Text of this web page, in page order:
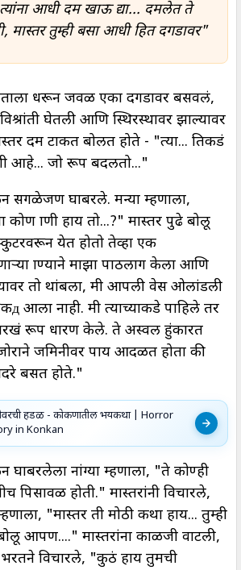
आधी दम खाऊ द्या... दमलेत ते
मास्तर तुम्ही बसा आधी हित दगडावर"
धरून जवळ एका दगडावर बसवलं,
घेतली आणि स्थिरस्थावर झाल्यावर
दम टाकत बोलत होते - "त्या... तिकडं
आहे... जो रूप बदलतो..."
सगळेजण घाबरले. मन्या म्हणाला,
प्राणी हाय तो...?" मास्तर पुढे बोलू
येत होतो तेव्हा एक
प्राण्याने माझा पाठलाग केला आणि
तो थांबला, मी आपली वेस ओलांडली
आला नाही. मी त्याच्याकडे पाहिले तर
रूप धारण केले. ते अस्वल हुंकारत
जमिनीवर पाय आदळत होता की
बसत होते."
हडळ - काेकणातील भयकथा | Horror
in Konkan
घाबरलेला नांग्या म्हणाला, "ते कोण्ही
पिसावळ होती." मास्तरांनी विचारले,
"मास्तर ती मोठी कथा हाय... तुम्ही
आपण...." मास्तरांना काळजी वाटली,
विचारले, "कुठं हाय तुमची